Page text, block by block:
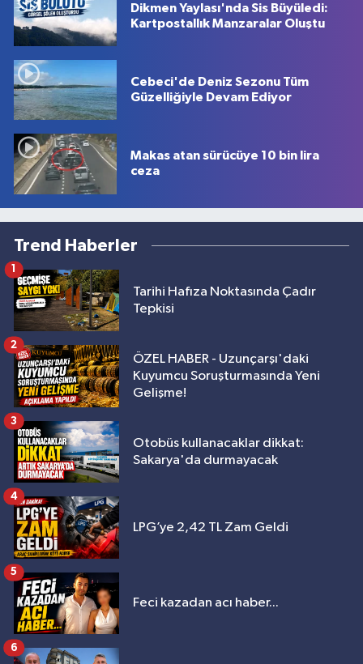
Dikmen Yaylası'nda Sis Büyüledi:
Kartpostallık Manzaralar Oluştu
Cebeci'de Deniz Sezonu Tüm
Güzelliğiyle Devam Ediyor
Makas atan sürücüye 10 bin lira
ceza
Trend Haberler
Tarihi Hafıza Noktasında Çadır
Tepkisi
1
ÖZEL HABER - Uzunçarşı'daki
Kuyumcu Soruşturmasında Yeni
Gelişme!
2
Otobüs kullanacaklar dikkat:
Sakarya'da durmayacak
3
LPG’ye 2,42 TL Zam Geldi
4
Feci kazadan acı haber...
5
6